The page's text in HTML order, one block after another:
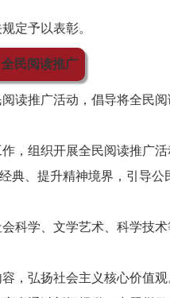
定予以表彰。
民阅读推广
读推广活动，倡导将全民
，组织开展全民阅读推广活
、提升精神境界，引导公
科学、文学艺术、科学技
，弘扬社会主义核心价值观